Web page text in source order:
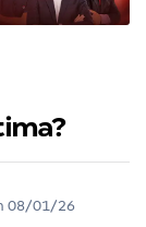
08/01/26